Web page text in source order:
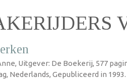
Uitgever: De Boekerij, 577
Nederlands, Gepubliceerd in 1993.